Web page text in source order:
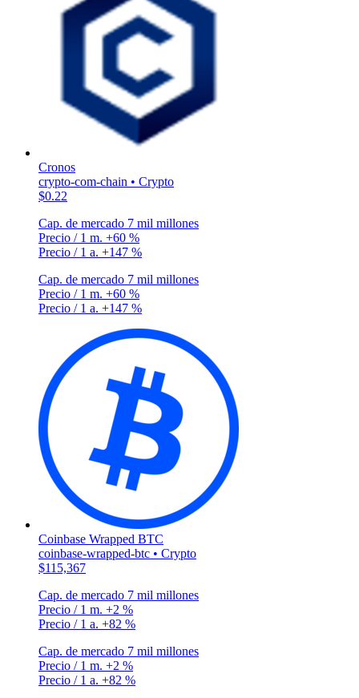
Cronos
crypto-com-chain • Crypto
$0.22
Cap. de mercado 7 mil millones
Precio / 1 m. +60 %
Precio / 1 a. +147 %
Cap. de mercado 7 mil millones
Precio / 1 m. +60 %
Precio / 1 a. +147 %
Coinbase Wrapped BTC
coinbase-wrapped-btc • Crypto
$115,367
Cap. de mercado 7 mil millones
Precio / 1 m. +2 %
Precio / 1 a. +82 %
Cap. de mercado 7 mil millones
Precio / 1 m. +2 %
Precio / 1 a. +82 %